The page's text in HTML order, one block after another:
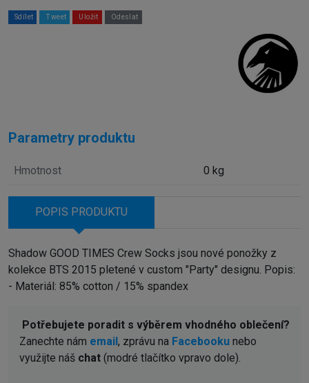
Sdílet Tweet Uložit Odeslat
Parametry produktu
Hmotnost 0 kg
POPIS PRODUKTU
Shadow GOOD TIMES Crew Socks jsou nové ponožky z
kolekce BTS 2015 pletené v custom "Party" designu. Popis:
- Materiál: 85% cotton / 15% spandex
Potřebujete poradit s výběrem vhodného oblečení?
Zanechte nám email, zprávu na Facebooku nebo
využijte náš chat (modré tlačítko vpravo dole).